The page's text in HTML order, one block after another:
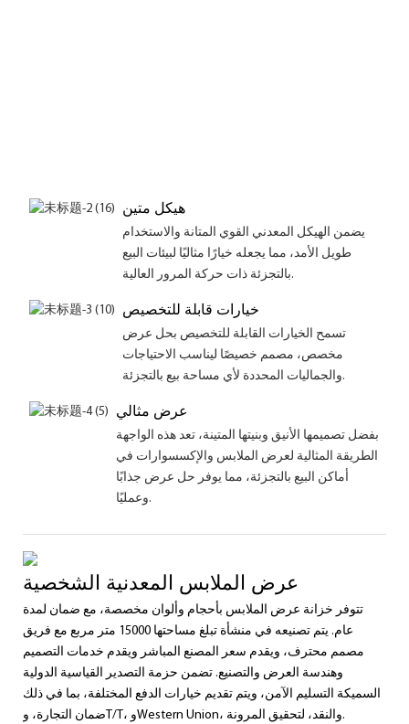
هيكل متين
يضمن الهيكل المعدني القوي المتانة والاستخدام
طويل الأمد، مما يجعله خيارًا مثاليًا لبيئات البيع
بالتجزئة ذات حركة المرور العالية.
خيارات قابلة للتخصيص
تسمح الخيارات القابلة للتخصيص بحل عرض
مخصص، مصمم خصيصًا ليناسب الاحتياجات
والجماليات المحددة لأي مساحة بيع بالتجزئة.
عرض مثالي
بفضل تصميمها الأنيق وبنيتها المتينة، تعد هذه الواجهة
الطريقة المثالية لعرض الملابس والإكسسوارات في
أماكن البيع بالتجزئة، مما يوفر حل عرض جذابًا
وعمليًا.
عرض الملابس المعدنية الشخصية
تتوفر خزانة عرض الملابس بأحجام وألوان مخصصة، مع ضمان لمدة
عام. يتم تصنيعه في منشأة تبلغ مساحتها 15000 متر مربع مع فريق
مصمم محترف، ويقدم سعر المصنع المباشر ويقدم خدمات التصميم
وهندسة العرض والتصنيع. تضمن حزمة التصدير القياسية الدولية
السميكة التسليم الآمن، ويتم تقديم خيارات الدفع المختلفة، بما في ذلك
ضمان التجارة، وT/T، وWestern Union، والنقد، لتحقيق المرونة.